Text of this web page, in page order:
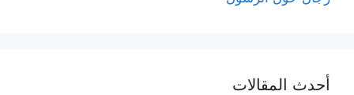
أحدث المقالات